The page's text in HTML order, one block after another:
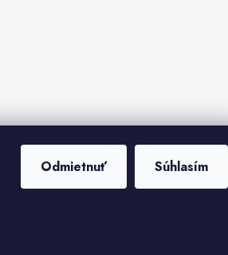
Odmietnuť Súhlasím